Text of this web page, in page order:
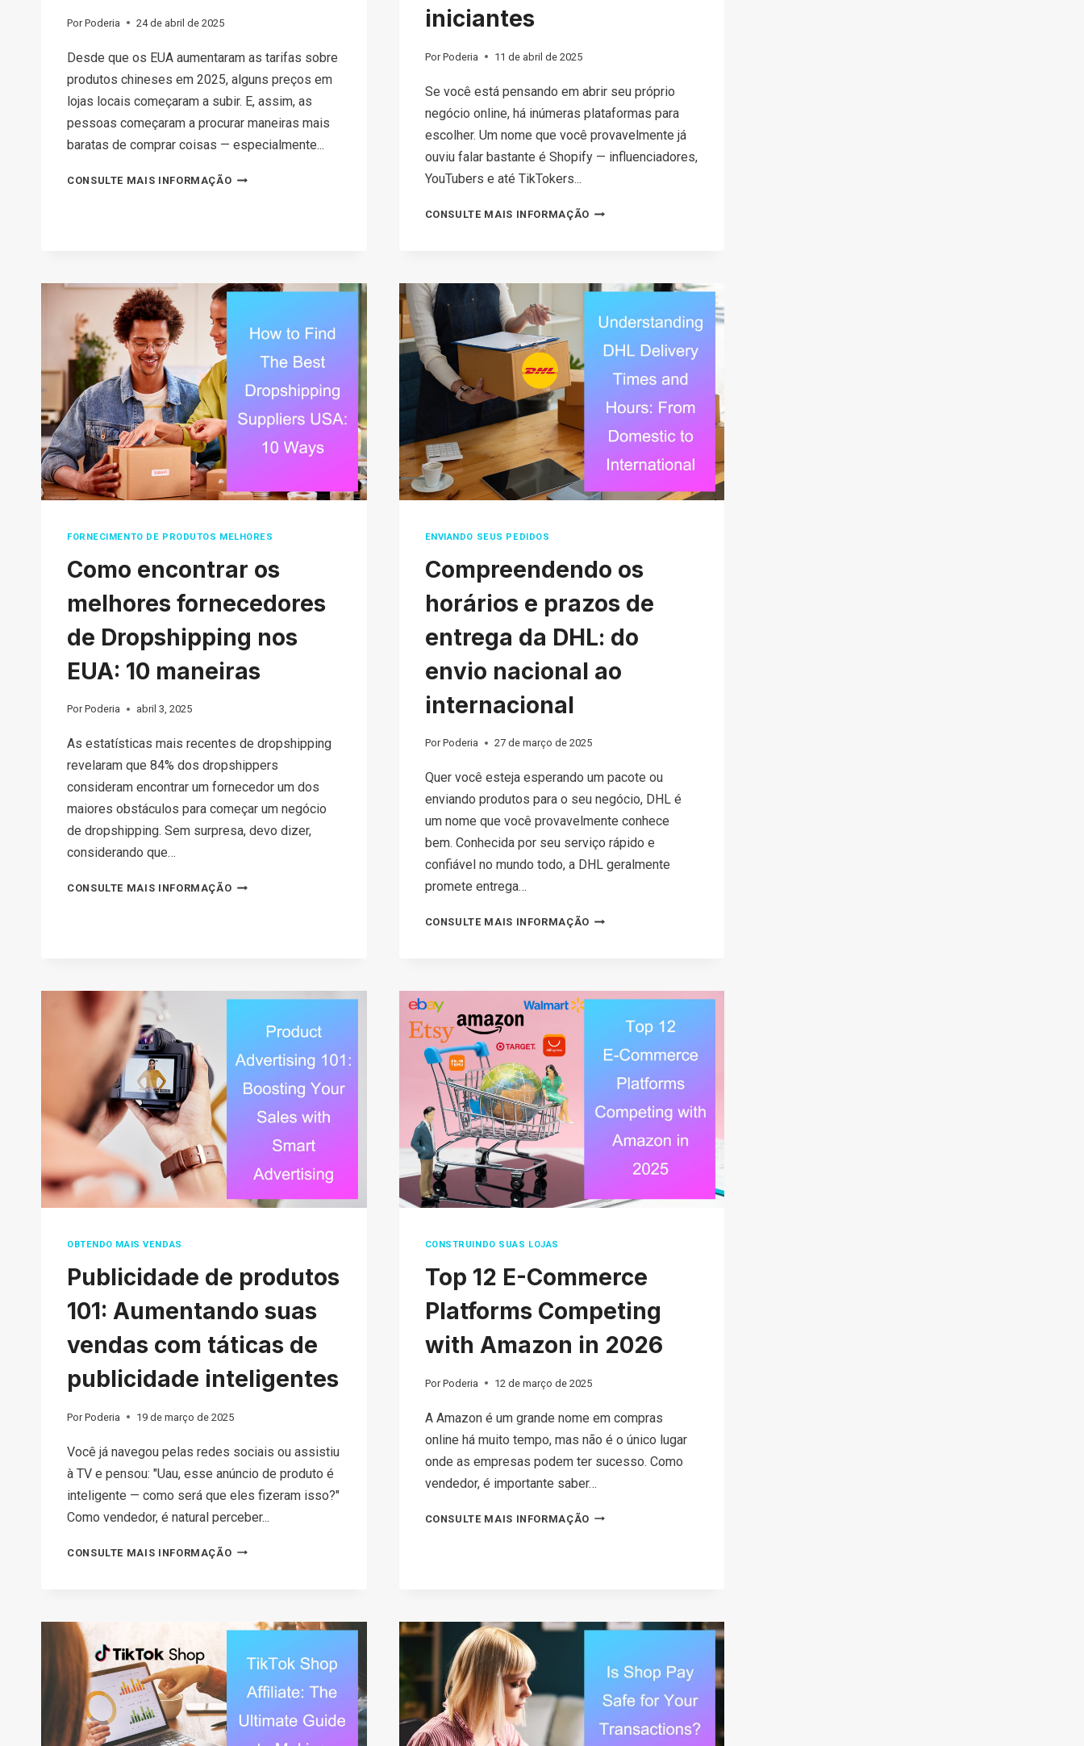
Por Poderia 24 de abril de 2025
Desde que os EUA aumentaram as tarifas sobre
produtos chineses em 2025, alguns preços em
lojas locais começaram a subir. E, assim, as
pessoas começaram a procurar maneiras mais
baratas de comprar coisas — especialmente...
CONSULTE MAIS INFORMAÇÃOO
EUA?
COMPRAR
FORMA
FÁCIL?
iniciantes
Por Poderia 11 de abril de 2025
Se você está pensando em abrir seu próprio
negócio online, há inúmeras plataformas para
escolher. Um nome que você provavelmente já
ouviu falar bastante é Shopify — influenciadores,
YouTubers e até TikTokers...
CONSULTE MAIS INFORMAÇÃOO
SÓ
ANÁLISE
HONESTA
INICIANTES
FORNECIMENTO DE PRODUTOS MELHORES
Como encontrar os
melhores fornecedores
de Dropshipping nos
EUA: 10 maneiras
Por Poderia abril 3, 2025
As estatísticas mais recentes de dropshipping
revelaram que 84% dos dropshippers
consideram encontrar um fornecedor um dos
maiores obstáculos para começar um negócio
de dropshipping. Sem surpresa, devo dizer,
considerando que…
CONSULTE MAIS INFORMAÇÃOCOMO
EUA:
ENVIANDO SEUS PEDIDOS
Compreendendo os
horários e prazos de
entrega da DHL: do
envio nacional ao
internacional
Por Poderia 27 de março de 2025
Quer você esteja esperando um pacote ou
enviando produtos para o seu negócio, DHL é
um nome que você provavelmente conhece
bem. Conhecida por seu serviço rápido e
confiável no mundo todo, a DHL geralmente
promete entrega…
CONSULTE MAIS INFORMAÇÃOCOMPREENDENDO
ENTREGA
DO
ENVIO
NACIONAL
INTERNACIONAL
OBTENDO MAIS VENDAS
Publicidade de produtos
101: Aumentando suas
vendas com táticas de
publicidade inteligentes
Por Poderia 19 de março de 2025
Você já navegou pelas redes sociais ou assistiu
à TV e pensou: "Uau, esse anúncio de produto é
inteligente — como será que eles fizeram isso?"
Como vendedor, é natural perceber...
CONSULTE MAIS INFORMAÇÃOPUBLICIDADE
SUAS
TÁTICAS
CONSTRUINDO SUAS LOJAS
Top 12 E-Commerce
Platforms Competing
with Amazon in 2026
Por Poderia 12 de março de 2025
A Amazon é um grande nome em compras
online há muito tempo, mas não é o único lugar
onde as empresas podem ter sucesso. Como
vendedor, é importante saber…
CONSULTE MAIS INFORMAÇÃOTOP
COMPETING
AMAZON